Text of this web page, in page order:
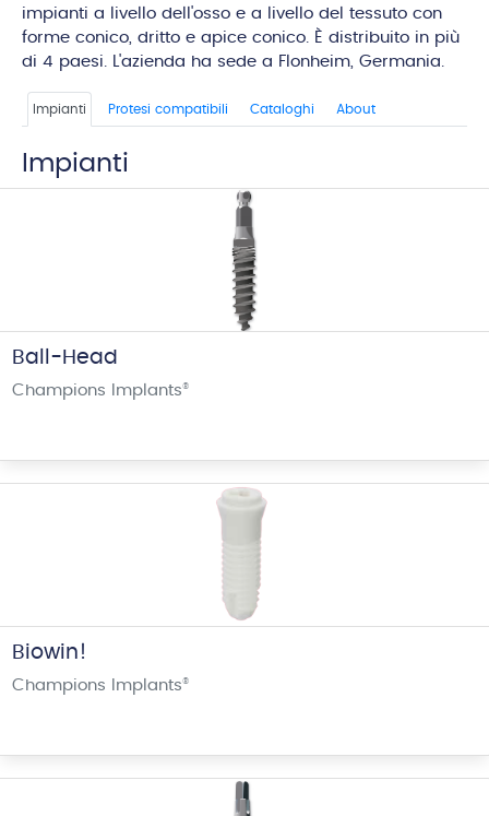
impianti a livello dell'osso e a livello del tessuto con
forme conico, dritto e apice conico. È distribuito in più
di 4 paesi. L'azienda ha sede a Flonheim, Germania.
Impianti Protesi compatibili Cataloghi About
Impianti
Ball-Head
Champions Implants®
Biowin!
Champions Implants®